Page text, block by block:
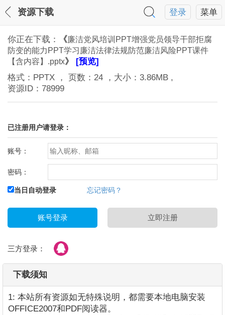
菜单
登录
资源下载
你正在下载： 《廉洁党风培训PPT增强党员领导干部拒腐
防变的能力PPT学习廉洁法律法规防范廉洁风险PPT课件
【含内容】.pptx》 [预览]
格式： PPTX ， 页数： 24 ，大小： 3.86MB ,
资源ID： 78999
已注册用户请登录：
账号：
密码：
当日自动登录 忘记密码？
三方登录：
下载须知
1: 本站所有资源如无特殊说明，都需要本地电脑安装
OFFICE2007和PDF阅读器。